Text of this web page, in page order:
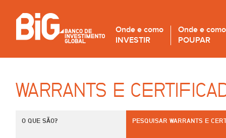
Onde e como
INVESTIR
Onde e como
POUPAR
WARRANTS E
O QUE SÃO? PESQUISAR WARRANTS E